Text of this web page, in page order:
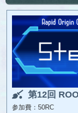
第12回
参加費：50RC